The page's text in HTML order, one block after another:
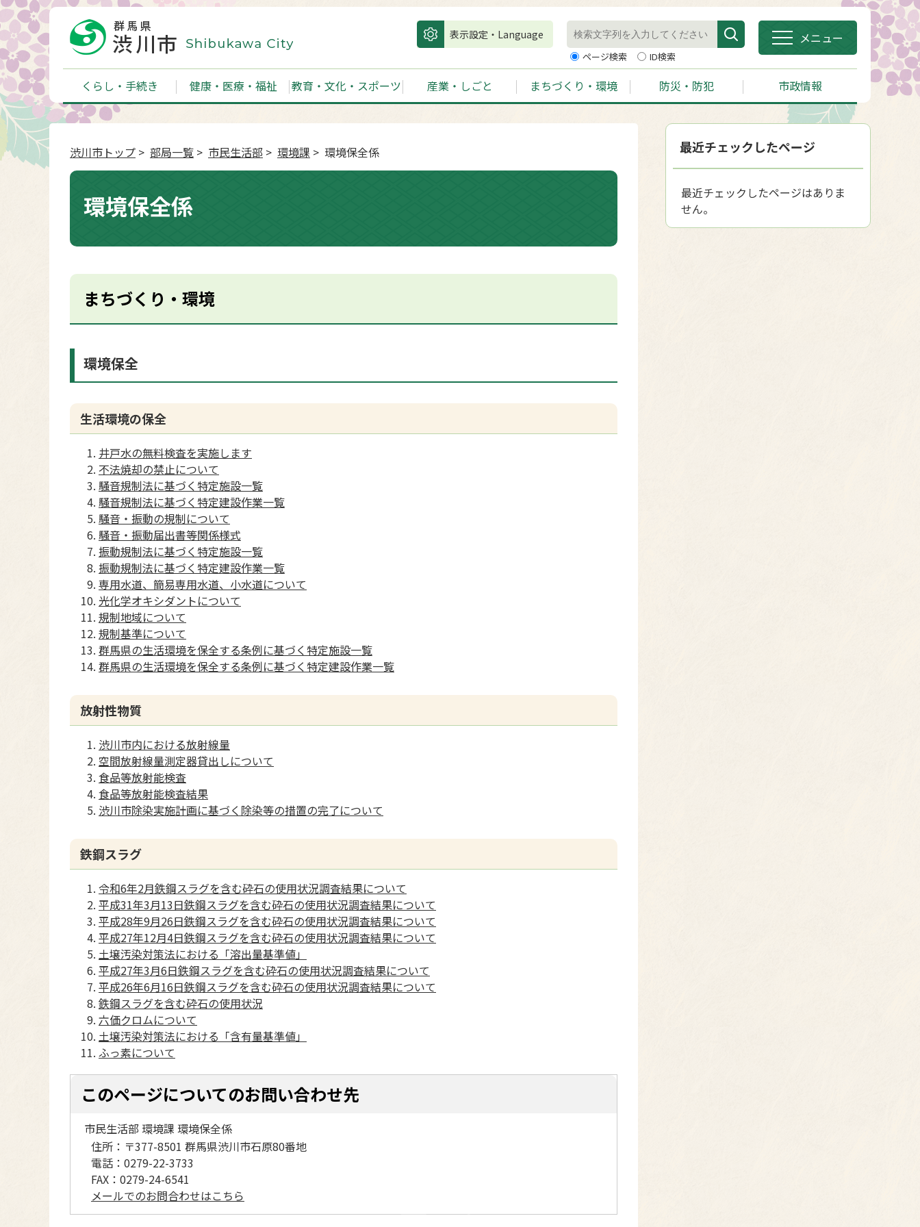
表示設定・Language
ページ検索 ID検索
メニュー
くらし・手続き 健康・医療・福祉 教育・文化・スポーツ 産業・しごと まちづくり・環境 防災・防犯 市政情報
渋川市トップ > 部局一覧 > 市民生活部 > 環境課 > 環境保全係
環境保全係
まちづくり・環境
環境保全
生活環境の保全
井戸水の無料検査を実施します
不法焼却の禁止について
騒音規制法に基づく特定施設一覧
騒音規制法に基づく特定建設作業一覧
騒音・振動の規制について
騒音・振動届出書等関係様式
振動規制法に基づく特定施設一覧
振動規制法に基づく特定建設作業一覧
専用水道、簡易専用水道、小水道について
光化学オキシダントについて
規制地域について
規制基準について
群馬県の生活環境を保全する条例に基づく特定施設一覧
群馬県の生活環境を保全する条例に基づく特定建設作業一覧
放射性物質
渋川市内における放射線量
空間放射線量測定器貸出しについて
食品等放射能検査
食品等放射能検査結果
渋川市除染実施計画に基づく除染等の措置の完了について
鉄鋼スラグ
令和6年2月鉄鋼スラグを含む砕石の使用状況調査結果について
平成31年3月13日鉄鋼スラグを含む砕石の使用状況調査結果について
平成28年9月26日鉄鋼スラグを含む砕石の使用状況調査結果について
平成27年12月4日鉄鋼スラグを含む砕石の使用状況調査結果について
土壌汚染対策法における「溶出量基準値」
平成27年3月6日鉄鋼スラグを含む砕石の使用状況調査結果について
平成26年6月16日鉄鋼スラグを含む砕石の使用状況調査結果について
鉄鋼スラグを含む砕石の使用状況
六価クロムについて
土壌汚染対策法における「含有量基準値」
ふっ素について
このページについてのお問い合わせ先
市民生活部 環境課 環境保全係
住所： 〒377-8501 群馬県渋川市石原80番地
電話： 0279-22-3733
FAX： 0279-24-6541
メールでのお問合わせはこちら
最近チェックしたページ
最近チェックしたページはありま
せん。